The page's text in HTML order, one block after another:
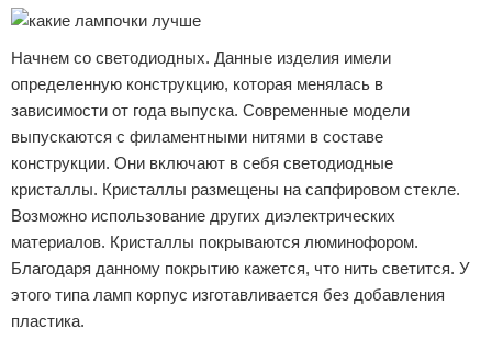
Начнем со светодиодных. Данные изделия имели
определенную конструкцию, которая менялась в
зависимости от года выпуска. Современные модели
выпускаются с филаментными нитями в составе
конструкции. Они включают в себя светодиодные
кристаллы. Кристаллы размещены на сапфировом стекле.
Возможно использование других диэлектрических
материалов. Кристаллы покрываются люминофором.
Благодаря данному покрытию кажется, что нить светится. У
этого типа ламп корпус изготавливается без добавления
пластика.